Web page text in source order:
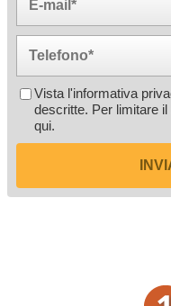
Vista l'informativa
descritte. Per limitare
qui.